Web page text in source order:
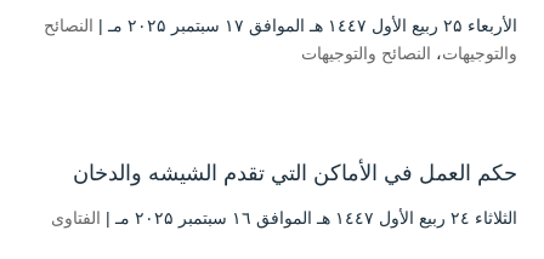
الأربعاء ۲۵ ربيع الأول ۱٤٤۷ هـ الموافق ۱۷ سبتمبر ۲۰۲۵ مـ |
النصائح
والتوجيهات، النصائح والتوجيهات
حكم العمل في الأماكن التي تقدم الشيشه والدخان
الثلاثاء ۲٤ ربيع الأول ۱٤٤۷ هـ الموافق ۱٦ سبتمبر ۲۰۲۵ مـ | الفتاوى